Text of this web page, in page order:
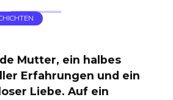
Mutter, ein halbes
Erfahrungen und ein
Liebe. Auf ein